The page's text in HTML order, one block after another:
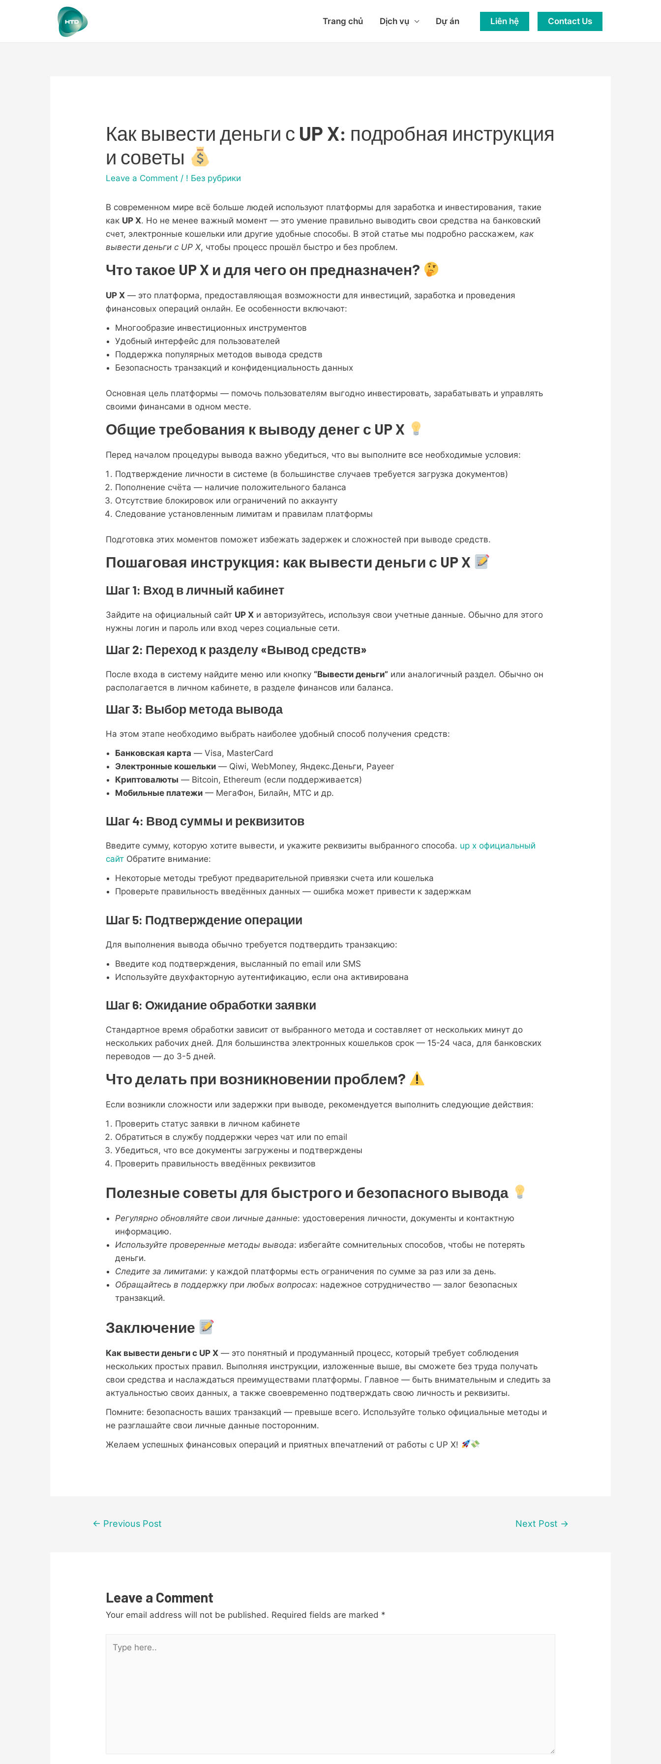
Trang chủ Dịch vụ Dự án Liên hệ Contact Us
Как вывести деньги с UP X: подробная инструкция
и советы
Leave a Comment / ! Без рубрики
В современном мире всё больше людей используют платформы для заработка и инвестирования, такие
как UP X. Но не менее важный момент — это умение правильно выводить свои средства на банковский
счет, электронные кошельки или другие удобные способы. В этой статье мы подробно расскажем,как
вывести деньги с UP X, чтобы процесс прошёл быстро и без проблем.
Что такое UP X и для чего он предназначен?
UP X — это платформа, предоставляющая возможности для инвестиций, заработка и проведения
финансовых операций онлайн. Ее особенности включают:
Многообразие инвестиционных инструментов
Удобный интерфейс для пользователей
Поддержка популярных методов вывода средств
Безопасность транзакций и конфиденциальность данных
Основная цель платформы — помочь пользователям выгодно инвестировать, зарабатывать и управлять
своими финансами в одном месте.
Общие требования к выводу денег с UP X
Перед началом процедуры вывода важно убедиться, что вы выполните все необходимые условия:
Подтверждение личности в системе (в большинстве случаев требуется загрузка документов)
Пополнение счёта — наличие положительного баланса
Отсутствие блокировок или ограничений по аккаунту
Следование установленным лимитам и правилам платформы
Подготовка этих моментов поможет избежать задержек и сложностей при выводе средств.
Пошаговая инструкция: как вывести деньги с UP X
Шаг 1: Вход в личный кабинет
Зайдите на официальный сайт UP X и авторизуйтесь, используя свои учетные данные. Обычно для этого
нужны логин и пароль или вход через социальные сети.
Шаг 2: Переход к разделу «Вывод средств»
После входа в систему найдите меню или кнопку “Вывести деньги” или аналогичный раздел. Обычно он
располагается в личном кабинете, в разделе финансов или баланса.
Шаг 3: Выбор метода вывода
На этом этапе необходимо выбрать наиболее удобный способ получения средств:
Банковская карта — Visa, MasterCard
Электронные кошельки — Qiwi, WebMoney, Яндекс.Деньги, Payeer
Криптовалюты — Bitcoin, Ethereum (если поддерживается)
Мобильные платежи — МегаФон, Билайн, МТС и др.
Шаг 4: Ввод суммы и реквизитов
Введите сумму, которую хотите вывести, и укажите реквизиты выбранного способа. up x официальный
сайт Обратите внимание:
Некоторые методы требуют предварительной привязки счета или кошелька
Проверьте правильность введённых данных — ошибка может привести к задержкам
Шаг 5: Подтверждение операции
Для выполнения вывода обычно требуется подтвердить транзакцию:
Введите код подтверждения, высланный по email или SMS
Используйте двухфакторную аутентификацию, если она активирована
Шаг 6: Ожидание обработки заявки
Стандартное время обработки зависит от выбранного метода и составляет от нескольких минут до
нескольких рабочих дней. Для большинства электронных кошельков срок — 15-24 часа, для банковских
переводов — до 3-5 дней.
Что делать при возникновении проблем?
Если возникли сложности или задержки при выводе, рекомендуется выполнить следующие действия:
Проверить статус заявки в личном кабинете
Обратиться в службу поддержки через чат или по email
Убедиться, что все документы загружены и подтверждены
Проверить правильность введённых реквизитов
Полезные советы для быстрого и безопасного вывода
Регулярно обновляйте свои личные данные: удостоверения личности, документы и контактную
информацию.
Используйте проверенные методы вывода: избегайте сомнительных способов, чтобы не потерять
деньги.
Следите за лимитами: у каждой платформы есть ограничения по сумме за раз или за день.
Обращайтесь в поддержку при любых вопросах: надежное сотрудничество — залог безопасных
транзакций.
Заключение
Как вывести деньги с UP X — это понятный и продуманный процесс, который требует соблюдения
нескольких простых правил. Выполняя инструкции, изложенные выше, вы сможете без труда получать
свои средства и наслаждаться преимуществами платформы. Главное — быть внимательным и следить за
актуальностью своих данных, а также своевременно подтверждать свою личность и реквизиты.
Помните: безопасность ваших транзакций — превыше всего. Используйте только официальные методы и
не разглашайте свои личные данные посторонним.
Желаем успешных финансовых операций и приятных впечатлений от работы с UP X!
Post
← Previous Post Next Post →
Leave a Comment
Your email address will not be published. Required fields are marked *
here..